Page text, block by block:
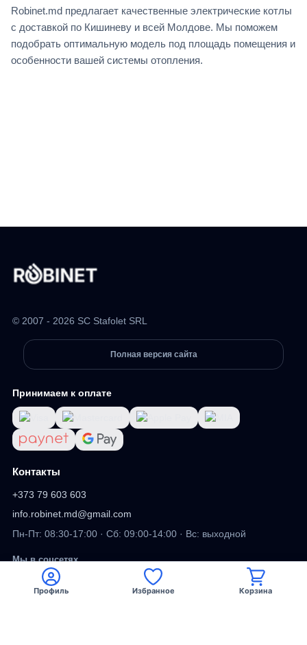
Robinet.md предлагает качественные электрические котлы
с доставкой по Кишиневу и всей Молдове. Мы поможем
подобрать оптимальную модель под площадь помещения и
особенности вашей системы отопления.
© 2007 - 2026 SC Stafolet SRL
Полная версия сайта
Принимаем к оплате
Контакты
+373 79 603 603
info.robinet.md@gmail.com
Пн-Пт: 08:30-17:00 · Сб: 09:00-14:00 · Вс: выходной
Мы в соцсетях
Facebook
Профиль Избранное Корзина